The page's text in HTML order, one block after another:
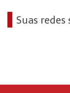
Suas redes